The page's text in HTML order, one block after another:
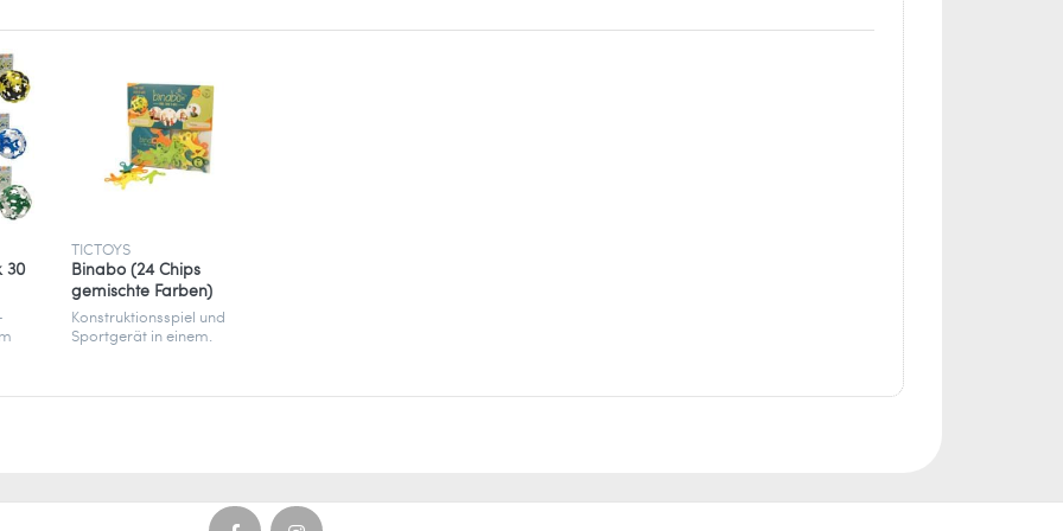
in der EU ansässige Wirtschaftsakteur
30
TICTOYS
Binabo (24 Chips
gemischte Farben)
Konstruktionsspiel und
Sportgerät in einem.
nachhaltigen Chips aus